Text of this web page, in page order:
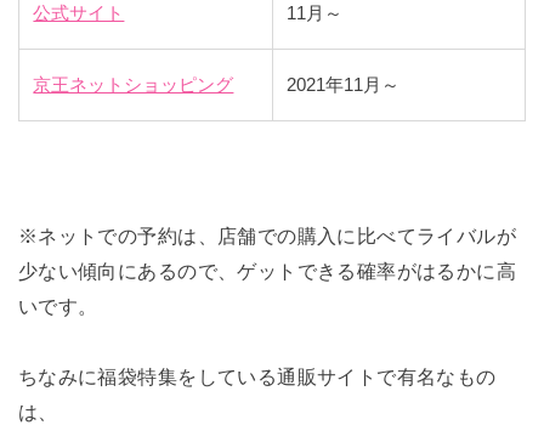
公式サイト 11月～
京王ネットショッピング 2021年11月～
※ネットでの予約は、店舗での購入に比べてライバルが
少ない傾向にあるので、ゲットできる確率がはるかに高
いです。
ちなみに福袋特集をしている通販サイトで有名なもの
は、